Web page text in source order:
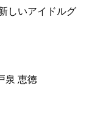
しいアイドルグ
泉 恵徳